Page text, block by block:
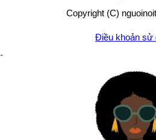
Copyright (C)
Điều khoản sử
Chính sách quyền